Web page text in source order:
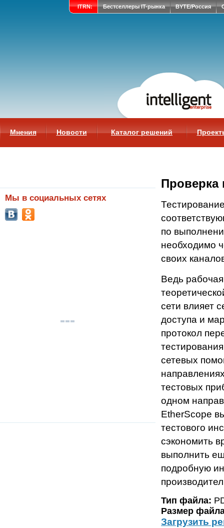
ITRN: Бестселлеры IT-рынка BYTE/Россия
Мнения Новости Каталог решений
Мы в социальных сетях
Проверка
по
необходимо
своих
Ведь
сети влияет
доступа и
протокол
сетевых
тестовых
одном
EtherScope
тестового
сэкономить
выполнить
подробную
Тип файла:
Размер
Загрузить